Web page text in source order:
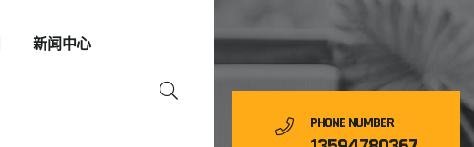
新闻中心
PHONE NUMBER